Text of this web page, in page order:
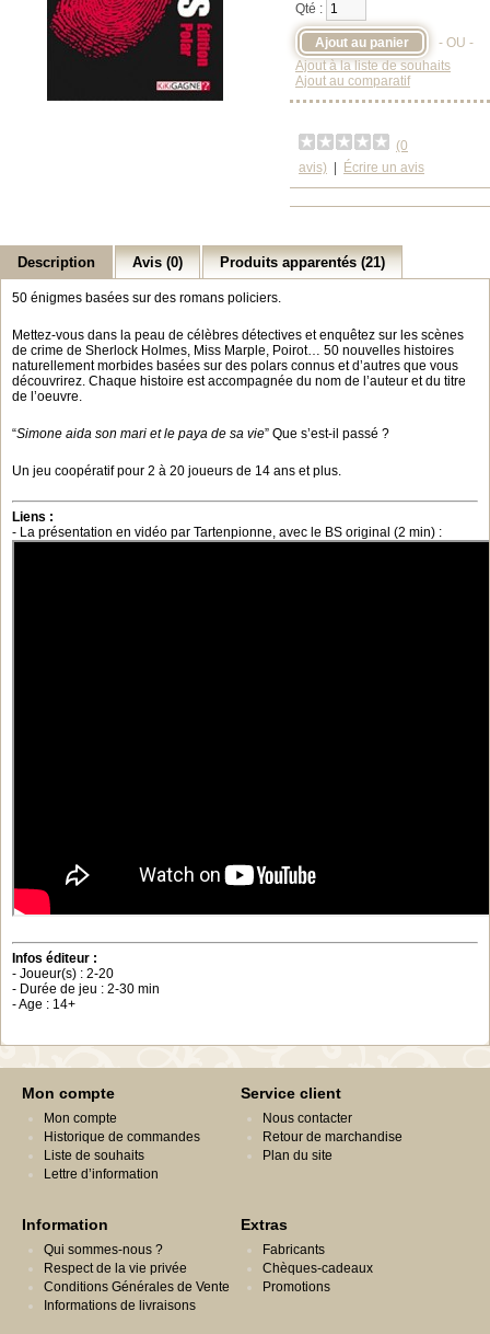
Qté :
- OU -
Ajout à la liste de souhaits
Ajout au comparatif
(0
avis)
Écrire un avis
Description Avis (0) Produits apparentés (21)
50 énigmes basées sur des romans policiers.
Mettez-vous dans la peau de célèbres détectives et enquêtez sur les scènes
de crime de Sherlock Holmes, Miss Marple, Poirot… 50 nouvelles histoires
naturellement morbides basées sur des polars connus et d’autres que vous
découvrirez. Chaque histoire est accompagnée du nom de l’auteur et du titre
de l’oeuvre.
“Simone aida son mari et le paya de sa vie” Que s’est-il passé ?
Un jeu coopératif pour 2 à 20 joueurs de 14 ans et plus.
Liens :
- La présentation en vidéo par Tartenpionne, avec le BS original (2 min) :
Infos éditeur :
- Joueur(s) : 2-20
- Durée de jeu : 2-30 min
- Age : 14+
Mon compte
Mon compte
Historique de commandes
Liste de souhaits
Lettre d’information
Service client
Nous contacter
Retour de marchandise
Plan du site
Information
Qui sommes-nous ?
Respect de la vie privée
Conditions Générales de Vente
Informations de livraisons
Extras
Fabricants
Chèques-cadeaux
Promotions